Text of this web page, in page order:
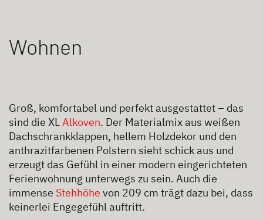
Wohnen
Groß, komfortabel und perfekt ausgestattet – das
sind die XLAlkoven. Der Materialmix aus weißen
Dachschrankklappen, hellem Holzdekor und den
anthrazitfarbenen Polstern sieht schick aus und
erzeugt das Gefühl in einer modern eingerichteten
Ferienwohnung unterwegs zu sein. Auch die
immense Stehhöhe von 209 cm trägt dazu bei, dass
keinerlei Engegefühl auftritt.